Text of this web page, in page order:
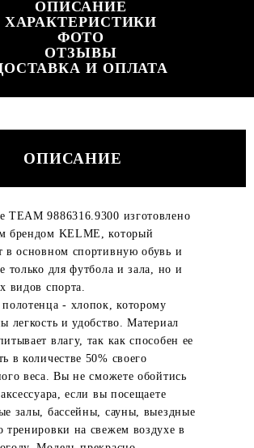
ОПИСАНИЕ
ХАРАКТЕРИСТИКИ
ФОТО
ОТЗЫВЫ
И ОПЛАТА
ОПИСАНИЕ
TEAM 9886316.9300 изготовлено
брендом KELME, который
в основном спортивную обувь и
только для футбола и зала, но и
видов спорта.
- хлопок, которому
легкость и удобство. Материал
влагу, так как способен ее
в количестве 50% своего
веса. Вы не сможете обойтись
если вы посещаете
залы, бассейны, сауны, выездные
тренировки на свежем воздухе в